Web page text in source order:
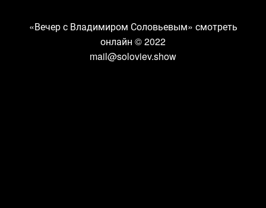
«Вечер с Владимиром Соловьевым» смотреть
онлайн © 2022
mail@soloviev.show